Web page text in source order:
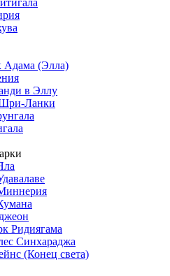
(Элла)
в Эллу
Ланки
Ридиягама
Синхараджа
(Конец света)